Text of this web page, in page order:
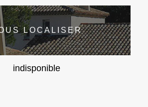
LOCALISER
indisponible